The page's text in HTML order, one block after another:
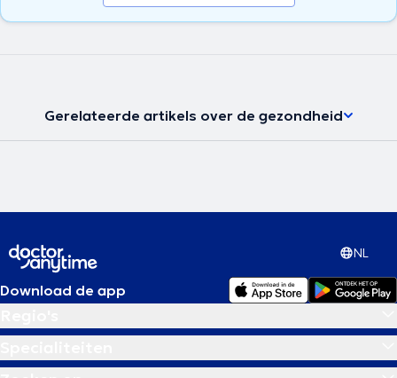
Gerelateerde artikels over de gezondheid
NL
Download de app